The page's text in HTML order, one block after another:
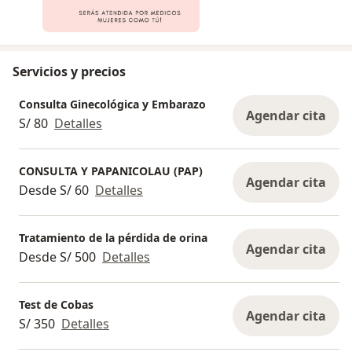
Servicios y precios
Consulta Ginecológica y Embarazo
S/ 80 Detalles Agendar cita
CONSULTA Y PAPANICOLAU (PAP)
Desde S/ 60 Detalles Agendar cita
Tratamiento de la pérdida de orina
Desde S/ 500 Detalles Agendar cita
Test de Cobas
S/ 350 Detalles Agendar cita